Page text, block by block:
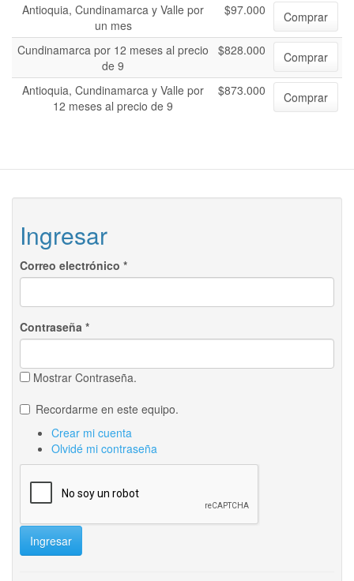
Antioquia, Cundinamarca y Valle por
un mes
$97.000 Comprar
Cundinamarca por 12 meses al precio
de 9
$828.000 Comprar
Antioquia, Cundinamarca y Valle por
12 meses al precio de 9
$873.000 Comprar
Ingresar
Correo electrónico *
Contraseña *
Mostrar Contraseña.
Recordarme en este equipo.
Crear mi cuenta
Olvidé mi contraseña
Ingresar